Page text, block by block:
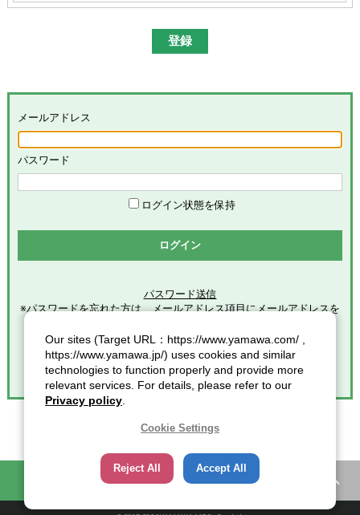
ープ各社（株式会社やまわエンジニアリングサービス、株式会
和亜洲股份有限公司及びYAMAWA EUROPE S.p.A.）の総体又は
ト）」を意味します。
「本サービス」とは、本サイトにおける会員限定コンテンツの
提供、当社グループによる、会員に対するメールの配信その他
めます。
「会員」とは、本サービスの利用希望者で、本規約に同意のう
え当社グループが定める手続きに従い、会員登録を完了した方
ープに提供した全ての情報を意味します。
「個人情報」とは、個人情報保護の保護に関する法律第２条第
第2条（総則）
本規約の適用範囲
本規約は、本サービスの利用に関する一切の事項に適用されま
す。
本規約の改定
当社グループは、会員に対する事前連絡又は会員による事前承
諾なしに、本規約を変更・追加・削除できるものとし、会員
ものとみなします。また、この場合、会員に対する通知には次
項に定める方法その他当社グループが適当と判断した方法をと
り、当社グループが定める各諸規定等の変更についても、同様
メールアドレス
パスワード
ログイン状態を保持
ログイン
パスワード送信
※パスワードを忘れた方は、メールアドレス項目にメールアドレスを
クリックしてください。
困ったときの知恵袋 カタログ一覧
Our sites (Target URL：https://www.yamawa.com/ ,
https://www.yamawa.jp/) uses cookies and similar
technologies to function properly and provide more
relevant services. For details, please refer to our
Privacy policy
Cookie Settings
Reject All Accept All